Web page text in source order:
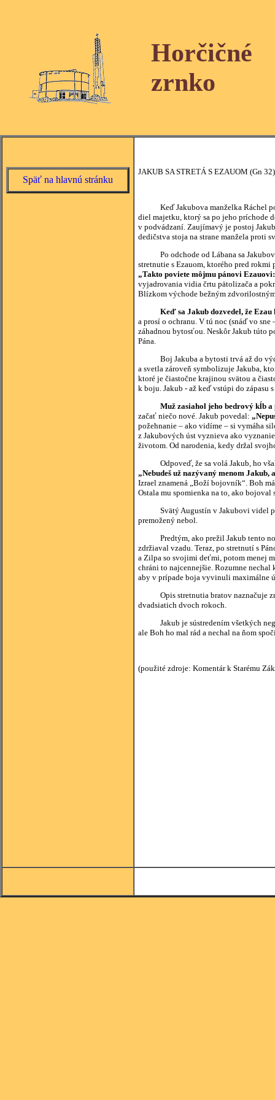
Horčičné
zrnko
Späť na hlavnú stránku
JAKUB SA STRETÁ S EZAUOM (Gn 32)
Keď Jakubova manželka Ráchel
diel majetku, ktorý sa po jeho príchode
v podvádzaní. Zaujímavý je postoj
dedičstva stoja na strane manžela proti
Po odchode od Lábana sa Jakubov
stretnutie s Ezauom, ktorého pred
„Takto poviete môjmu pánovi
vyjadrovania vidia črtu pätolizača a
Blízkom východe bežným
Keď sa Jakub dozvedel, že
a prosí o ochranu. V tú noc (snáď vo
záhadnou bytosťou. Neskôr Jakub túto
Pána.
Boj Jakuba a bytosti trvá až do
a svetla zároveň symbolizuje Jakuba,
ktoré je čiastočne krajinou svätou a
k boju. Jakub - až keď vstúpi do zápasu
Muž zasiahol jeho bedrový kĺb
začať niečo nové. Jakub povedal:
požehnanie – ako vidíme – si vymáha
z Jakubových úst vyznieva ako
životom. Od narodenia, kedy držal
Odpoveď, že sa volá Jakub, ho však
„Nebudeš už nazývaný menom
Izrael znamená „Boží bojovník“. Boh
Ostala mu spomienka na to, ako
Svätý Augustín v Jakubovi videl
premožený nebol.
Predtým, ako prežil Jakub tento
zdržiaval vzadu. Teraz, po stretnutí s
a Zilpa so svojimi deťmi, potom menej
chráni to najcennejšie. Rozumne
aby v prípade boja vyvinuli maximálne
Opis stretnutia bratov naznačuje
dvadsiatich dvoch rokoch.
Jakub je sústredením všetkých
ale Boh ho mal rád a nechal na ňom
(použité zdroje: Komentár k Starému